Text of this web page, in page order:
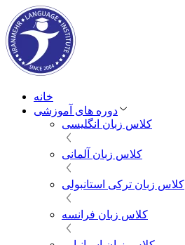
خانه
دوره های آموزشی
کلاس زبان انگلیسی
کلاس زبان آلمانی
کلاس زبان ترکی استانبولی
کلاس زبان فرانسه